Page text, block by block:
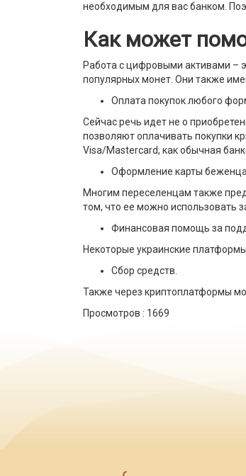
необходимым для вас банком.
Как может
Работа с цифровыми активами –
популярных монет. Они также
Оплата покупок любого
Сейчас речь идет не о
позволяют оплачивать покупки
Visa/Mastercard, как обычная
Оформление карты беженца.
Многим переселенцам также
том, что ее можно использовать
Финансовая помощь за
Некоторые украинские
Сбор средств.
Также через криптоплатформы
Просмотров : 1669